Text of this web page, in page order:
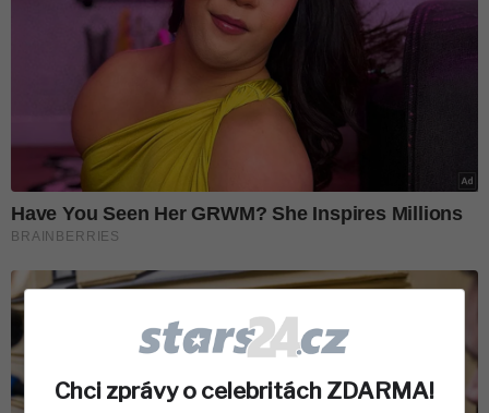
Chci zprávy o celebritách ZDARMA!